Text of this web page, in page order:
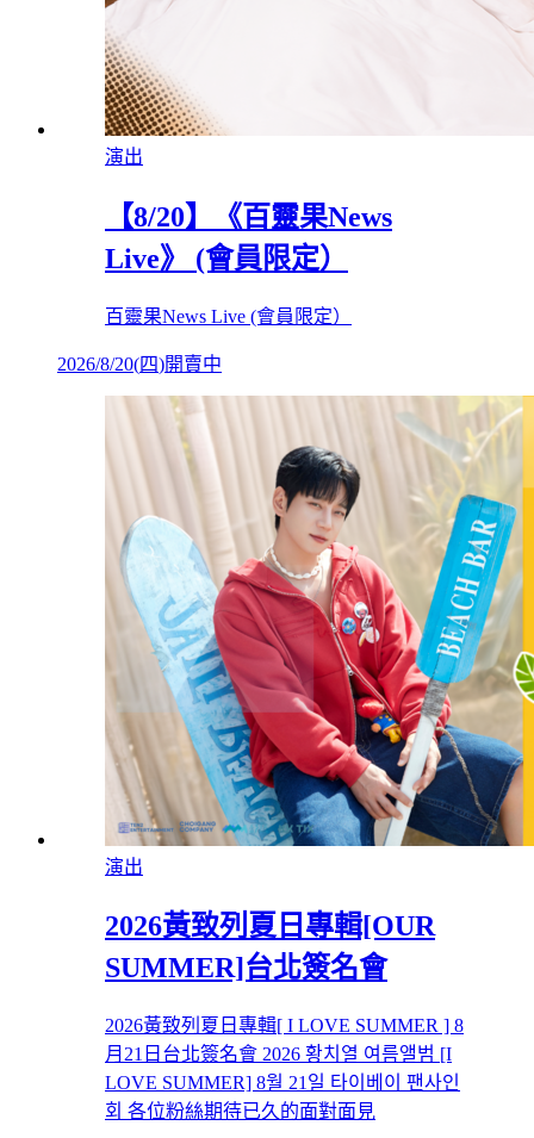
演出
【8/20】《百靈果News
Live》 (會員限定）
百靈果News Live (會員限定）
2026/8/20(四)開賣中
演出
2026黃致列夏日專輯[OUR
SUMMER]台北簽名會
2026黃致列夏日專輯[ I LOVE SUMMER ] 8
月21日台北簽名會 2026 황치열 여름앨범 [I
LOVE SUMMER] 8월 21일 타이베이 팬사인
회 各位粉絲期待已久的面對面見